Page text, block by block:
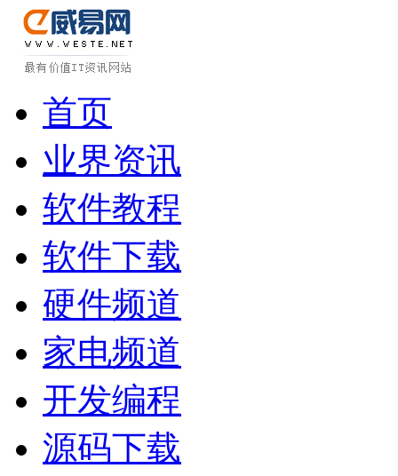
首页
业界资讯
软件教程
软件下载
硬件频道
家电频道
开发编程
源码下载